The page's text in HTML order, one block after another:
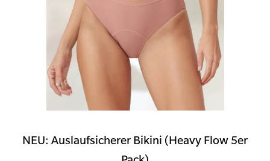
NEU: Auslaufsicherer Bikini (Heavy Flow 5er